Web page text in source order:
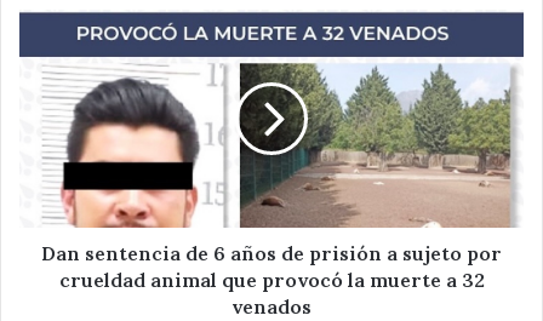
sentencia
años
prisión
sujeto
por
crueldad
Dan sentencia de 6 años de prisión a sujeto por
crueldad animal que provocó la muerte a 32
venados